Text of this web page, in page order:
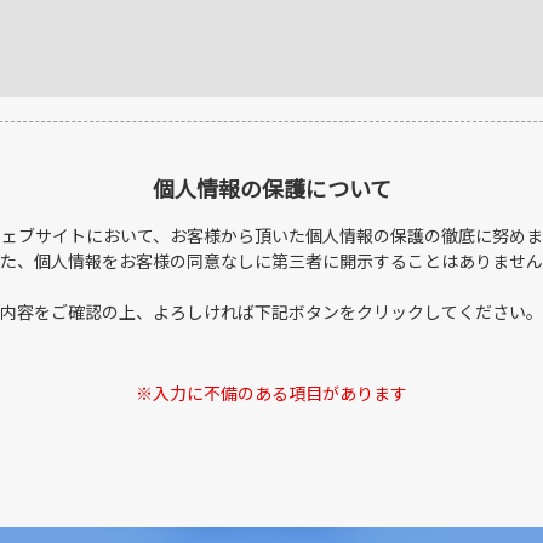
個人情報の保護について
ブサイトにおいて、お客様から頂いた個人情報の保護の徹底に努め
、個人情報をお客様の同意なしに第三者に開示することはありませ
内容をご確認の上、よろしければ下記ボタンをクリックしてください。
入力に不備のある項目があります